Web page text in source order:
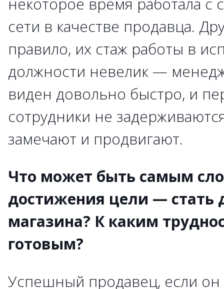
сети в качестве продавца.
правило, их стаж работы в
должности невелик —
виден довольно быстро, и
сотрудники не
замечают и продвигают.
Что может быть самым
достижения цели — стать
магазина? К каким
готовым?
Успешный продавец, если он